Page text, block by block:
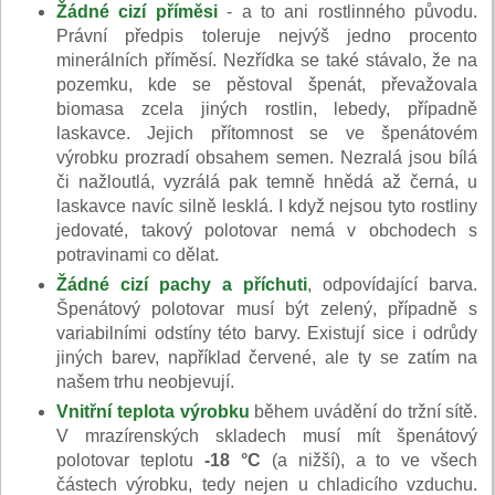
Žádné cizí příměsi- a to ani rostlinného původu.
Právní předpis toleruje nejvýš jedno procento
minerálních příměsí. Nezřídka se také stávalo, že na
pozemku, kde se pěstoval špenát, převažovala
biomasa zcela jiných rostlin, lebedy, případně
laskavce. Jejich přítomnost se ve špenátovém
výrobku prozradí obsahem semen. Nezralá jsou bílá
či nažloutlá, vyzrálá pak temně hnědá až černá, u
laskavce navíc silně lesklá. I když nejsou tyto rostliny
jedovaté, takový polotovar nemá v obchodech s
potravinami co dělat.
Žádné cizí pachy a příchuti, odpovídající barva.
Špenátový polotovar musí být zelený, případně s
variabilními odstíny této barvy. Existují sice i odrůdy
jiných barev, například červené, ale ty se zatím na
našem trhu neobjevují.
Vnitřní teplota výrobku během uvádění do tržní sítě.
V mrazírenských skladech musí mít špenátový
polotovar teplotu -18 °C (a nižší), a to ve všech
částech výrobku, tedy nejen u chladicího vzduchu.